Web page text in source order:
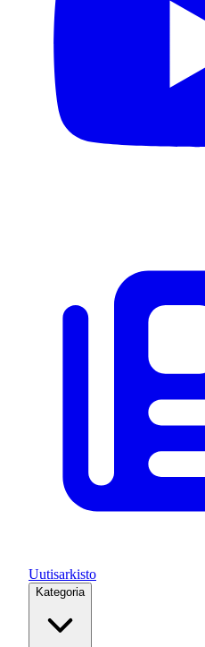
Uutisarkisto
Kategoria